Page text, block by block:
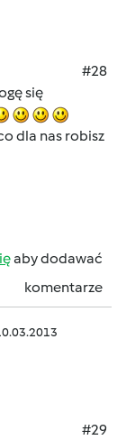
#28
się
dla nas robisz
aby dodawać
komentarze
#29